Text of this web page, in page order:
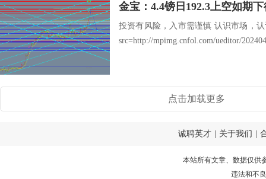
金宝：4.4镑日192.3上空如期
投资有风险，入市需谨慎 认识市场，
src=http://mpimg.cnfol.com/ueditor/
点击加载更多
诚聘英才 关于我们
本站所有文章、数据仅供
违法和不